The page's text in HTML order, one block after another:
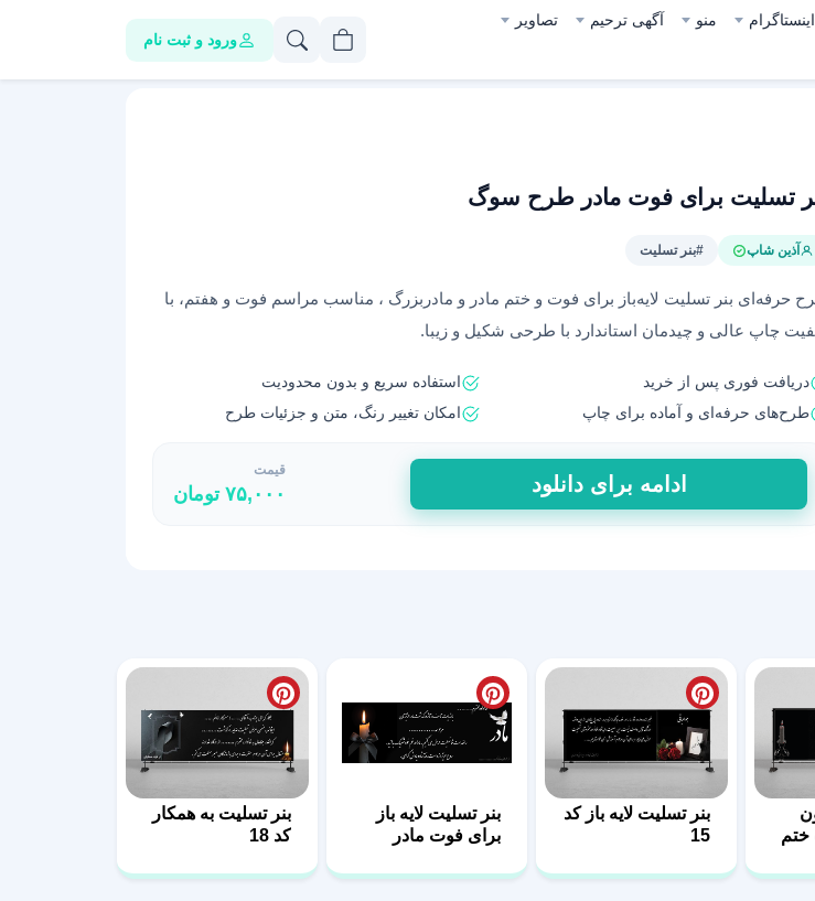
منو آگهی ترحیم تصاویر
ورود و ثبت نام
تسلیت برای فوت مادر طرح سوگ
آذین شاپ #بنر تسلیت
حرفه‌ای بنر تسلیت لایه‌باز برای فوت و ختم مادر و مادربزرگ ، مناسب مراسم فوت و هفتم، با
چاپ عالی و چیدمان استاندارد با طرحی شکیل و زیبا.
دریافت فوری پس از خرید
استفاده سریع و بدون محدودیت
طرح‌های حرفه‌ای و آماده برای چاپ
امکان تغییر رنگ، متن و جزئیات طرح
بنر
تسلیت
برای
ادامه برای دانلود
قیمت
۷۵,۰۰۰ تومان
ختم
بنر تسلیت لایه باز کد
15
بنر تسلیت لایه باز
برای فوت مادر
بنر تسلیت به همکار
کد 18